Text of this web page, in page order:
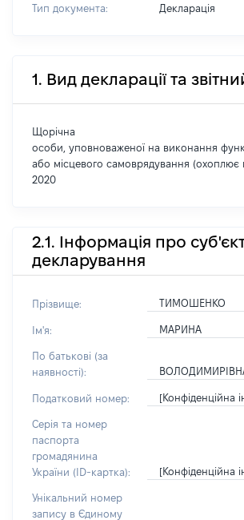
Тип документа: Декларація
1. Вид декларації та
Щорічна
особи, уповноваженої на виконання
або місцевого самоврядування (охоплює
2020
2.1. Інформація про
декларування
Прізвище: ТИМОШЕНКО
Ім'я: МАРИНА
По батькові (за
наявності):
Податковий номер: [Конфіденційна
Серія та номер
паспорта
громадянина
України (ID-картка):
[Конфіденційна
Унікальний номер
запису в Єдиному